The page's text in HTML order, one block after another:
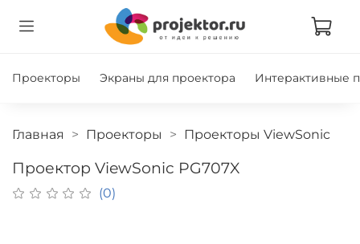
Проекторы Экраны для проектора Интерактивные
Главная Проекторы Проекторы ViewSonic
Проектор ViewSonic PG707X
(0)